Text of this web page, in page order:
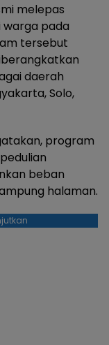
melepas
pada
tersebut
daerah
Solo,
program
beban
halaman.